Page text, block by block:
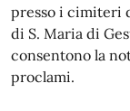
presso i cimiteri
di S. Maria di
consentono la
proclami.